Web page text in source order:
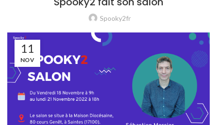
Spooky2fr
11
NOV